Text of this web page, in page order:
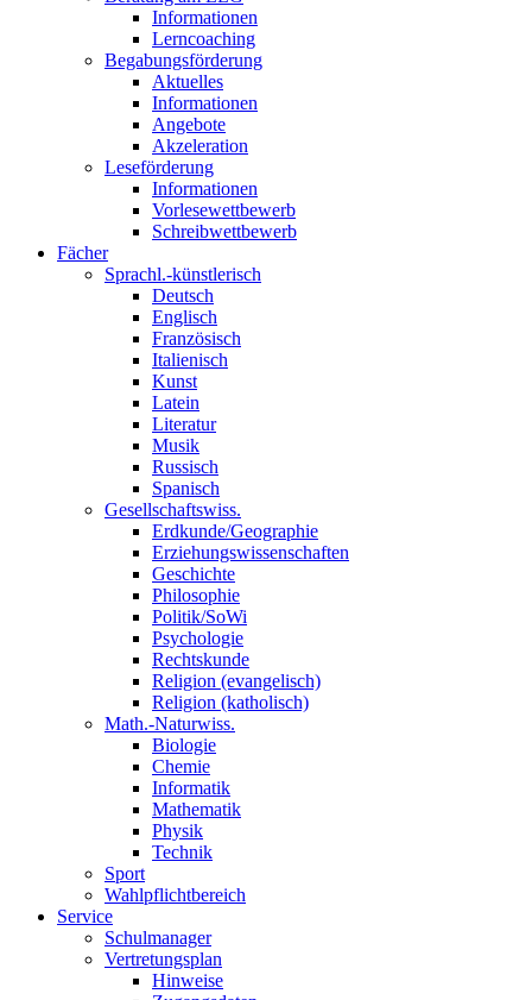
Informationen
Lerncoaching
Begabungsförderung
Aktuelles
Informationen
Angebote
Akzeleration
Leseförderung
Informationen
Vorlesewettbewerb
Schreibwettbewerb
Fächer
Sprachl.-künstlerisch
Deutsch
Englisch
Französisch
Italienisch
Kunst
Latein
Literatur
Musik
Russisch
Spanisch
Gesellschaftswiss.
Erdkunde/Geographie
Erziehungswissenschaften
Geschichte
Philosophie
Politik/SoWi
Psychologie
Rechtskunde
Religion (evangelisch)
Religion (katholisch)
Math.-Naturwiss.
Biologie
Chemie
Informatik
Mathematik
Physik
Technik
Sport
Wahlpflichtbereich
Service
Schulmanager
Vertretungsplan
Hinweise